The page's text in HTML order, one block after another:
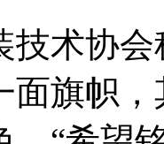
术协会
面旗帜